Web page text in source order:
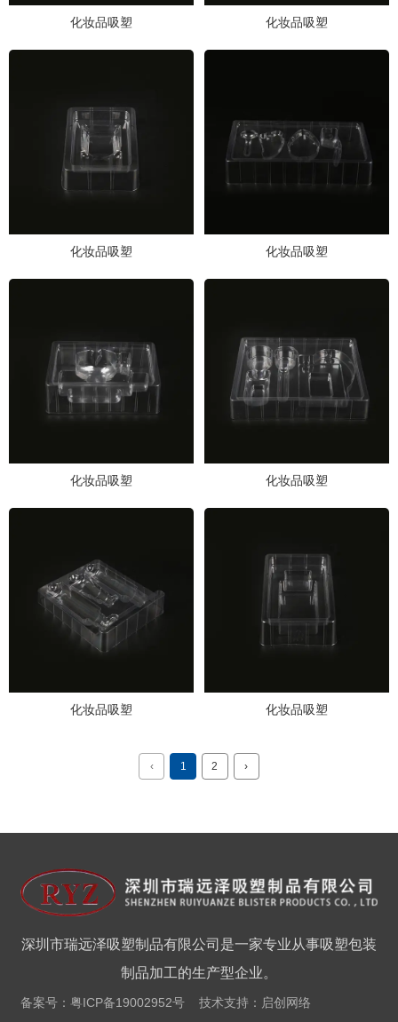
化妆品吸塑 化妆品吸塑
化妆品吸塑 化妆品吸塑
化妆品吸塑 化妆品吸塑
化妆品吸塑 化妆品吸塑
‹ 1 2 ›
深圳市瑞远泽吸塑制品有限公司是一家专业从事吸塑包装
制品加工的生产型企业。
备案号：粤ICP备19002952号 技术支持： 启创网络